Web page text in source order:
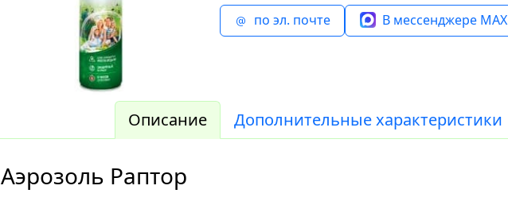
по эл. почте В мессенджере MAX
Описание Дополнительные характеристики
Аэрозоль Раптор